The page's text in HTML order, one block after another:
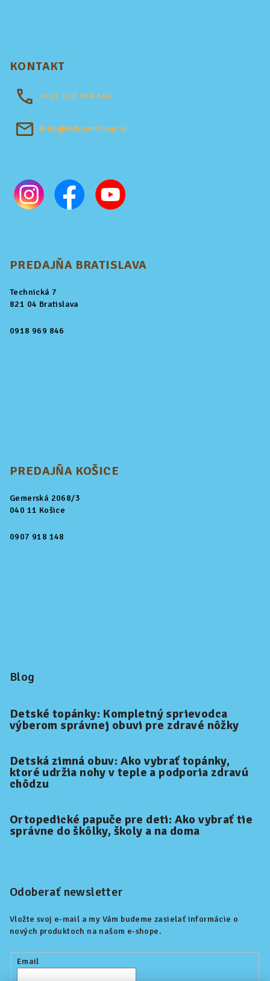
KONTAKT
+421 918 969 846
kido@kidocentrum.sk
PREDAJŇA BRATISLAVA
Technická 7
821 04 Bratislava
0918 969 846
PREDAJŇA KOŠICE
Gemerská 2068/3
040 11 Košice
0907 918 148
Blog
Detské topánky: Kompletný sprievodca
výberom správnej obuvi pre zdravé nôžky
Detská zimná obuv: Ako vybrať topánky,
ktoré udržia nohy v teple a podporia zdravú
chôdzu
Ortopedické papuče pre deti: Ako vybrať tie
správne do škôlky, školy a na doma
Odoberať newsletter
Vložte svoj e-mail a my Vám budeme zasielať informácie o
nových produktoch na našom e-shope.
Email